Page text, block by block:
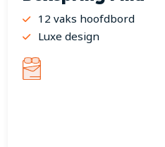
12 vaks hoofdbord
Luxe design